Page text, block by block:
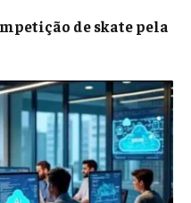
de skate pela